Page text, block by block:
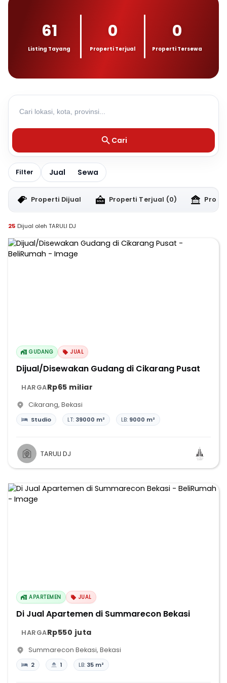
61
Listing Tayang
0
Properti Terjual
0
Properti Tersewa
Cari
Filter Jual Sewa
Properti Dijual Properti Terjual (0)
25 Dijual oleh TARULI DJ
GUDANG JUAL
Dijual/Disewakan Gudang di Cikarang Pusat
HARGARp65 miliar
Cikarang, Bekasi
Studio LT: 39000 m² LB: 9000 m²
TARULI DJ
APARTEMEN JUAL
Di Jual Apartemen di Summarecon Bekasi
HARGARp550 juta
Summarecon Bekasi, Bekasi
2 1 LB: 35 m²